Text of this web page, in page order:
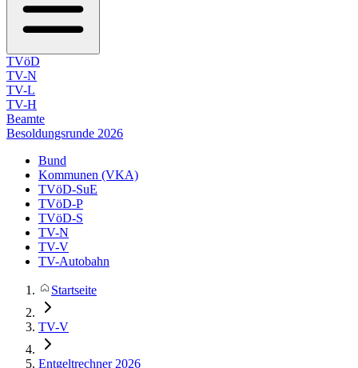
TVöD
TV-N
TV-L
TV-H
Beamte
Besoldungsrunde 2026
Bund
Kommunen (VKA)
TVöD-SuE
TVöD-P
TVöD-S
TV-N
TV-V
TV-Autobahn
Startseite
TV-V
Entgeltrechner 2026